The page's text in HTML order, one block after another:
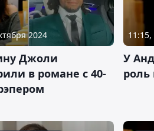
2024
Джоли
в романе с 40-
У